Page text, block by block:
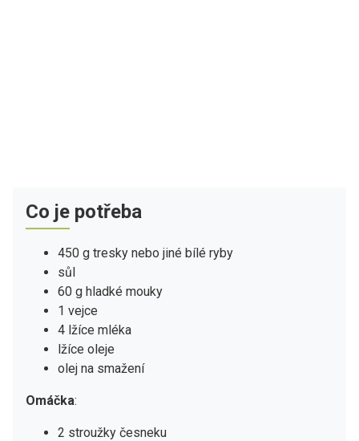
Co je potřeba
450 g tresky nebo jiné bílé ryby
sůl
60 g hladké mouky
1 vejce
4 lžíce mléka
lžíce oleje
olej na smažení
Omáčka:
2 stroužky česneku